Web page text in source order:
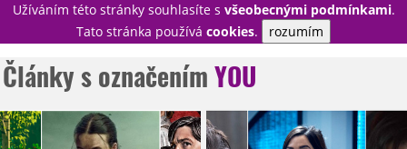
Užíváním této stránky souhlasíte s všeobecnými podmínkami.
Tato stránka používá cookies. rozumím
PŘIHLÁSIT
NOVINKY
TÉMATA
Články s označenímYOU